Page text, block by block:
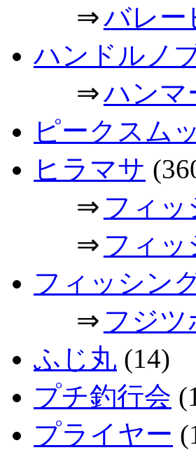
⇒バレー
ハンドルノ
⇒ハンマ
ピークスム
ヒラマサ
⇒ フィ
⇒ フィ
フィッシン
⇒ フジツ
ふじ丸 (14)
プチ釣行会
プライヤー